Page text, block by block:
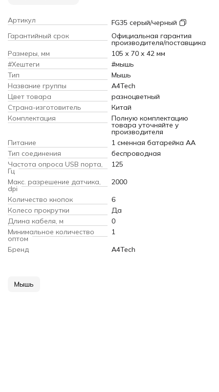
Артикул
FG35 серый/черный
Гарантийный срок
Официальная гарантия
производителя/поставщика
Размеры, мм
105 х 70 х 42 мм
#Хештеги
#мышь
Тип
Мышь
Название группы
A4Tech
Цвет товара
разноцветный
Страна-изготовитель
Китай
Комплектация
Полную комплектацию
товара уточняйте у
производителя
Питание
1 сменная батарейка АА
Тип соединения
беспроводная
Частота опроса USB порта,
Гц
125
Макс. разрешение датчика,
dpi
2000
Количество кнопок
6
Колесо прокрутки
Да
Длина кабеля, м
0
Минимальное количество
оптом
1
Бренд
A4Tech
Мышь